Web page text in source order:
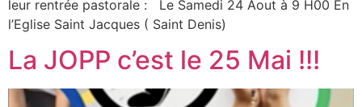
leur rentrée pastorale : Le Samedi 24 Aout à 9 H00 En
l’Eglise Saint Jacques ( Saint Denis)
La JOPP c’est le 25 Mai !!!